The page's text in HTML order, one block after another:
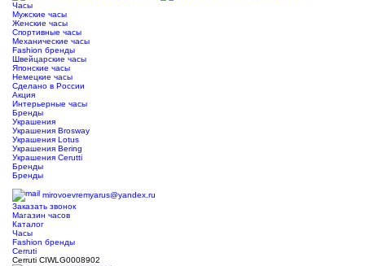
Часы
Мужские часы
Женские часы
Спортивные часы
Механические часы
Fashion бренды
Швейцарские часы
Японские часы
Немецкие часы
Сделано в России
Акция
Интерьерные часы
Бренды
Украшения
Украшения Brosway
Украшения Lotus
Украшения Bering
Украшения Cerutti
Бренды
Бренды
mirovoevremyarus@yandex.ru
Заказать звонок
Магазин часов
Каталог
Часы
Fashion бренды
Cerruti
Cerruti CIWLG0008902